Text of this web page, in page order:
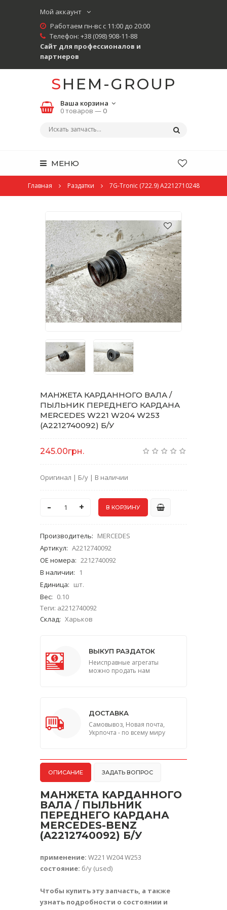
Мой аккаунт
Работаем пн-вс с 11:00 до 20:00
Телефон: +38 (098) 908-11-88
Сайт для профессионалов и
партнеров
SHEM-GROUP
Ваша корзина
0 товаров —0
МЕНЮ
Главная Раздатки 7G-Tronic (722.9) A2212710248
МАНЖЕТА КАРДАННОГО ВАЛА /
ПЫЛЬНИК ПЕРЕДНЕГО КАРДАНА
MERCEDES W221 W204 W253
(A2212740092) Б/У
245.00грн.
Оригинал | Б/у | В наличии
- +
Производитель: MERCEDES
Артикул: A2212740092
ОЕ номера: 2212740092
В наличии:
1
Единица: шт.
Вес: 0.10
Теги: a2212740092
Склад: Харьков
ВЫКУП РАЗДАТОК
Неисправные агрегаты
можно продать нам
ДОСТАВКА
Самовывоз, Новая почта,
Укрпочта - по всему миру
ОПИСАНИЕ ЗАДАТЬ ВОПРОС
МАНЖЕТА КАРДАННОГО
ВАЛА / ПЫЛЬНИК
ПЕРЕДНЕГО КАРДАНА
MERCEDES-BENZ
(A2212740092) Б/У
применение: W221 W204 W253
состояние: б/у (used)
Чтобы купить эту запчасть, а также
узнать подробности о состоянии и